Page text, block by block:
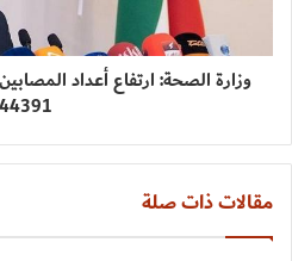
وزارة الصحة: ارتفاع أعداد
44391
مقالات ذات صلة